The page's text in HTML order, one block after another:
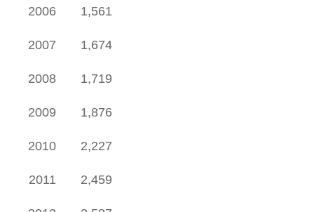
2006 1,561
2007 1,674
2008 1,719
2009 1,876
2010 2,227
2011 2,459